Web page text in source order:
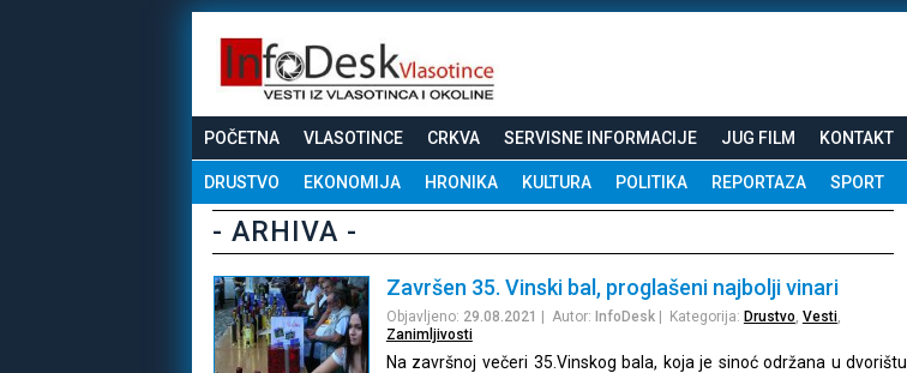
POČETNA VLASOTINCE CRKVA SERVISNE INFORMACIJE JUG FILM KONTAKT
DRUSTVO EKONOMIJA HRONIKA KULTURA POLITIKA REPORTAZA SPORT
- ARHIVA -
Završen 35. Vinski bal, proglašeni najbolji vinari
Objavljeno: 29.08.2021 | Autor: InfoDesk| Kategorija: Drustvo Vesti,
Zanimljivosti
Na završnoj večeri 35.Vinskog bala, koja je sinoć održana u dvorištu